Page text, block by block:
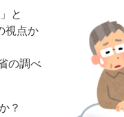
と
視点か
の調べ
？